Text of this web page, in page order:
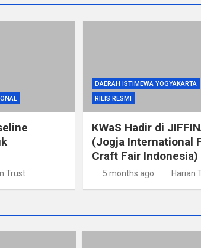
Trust
DAERAH ISTIMEWA YOGYAKARTA
RILIS RESMI
KWaS Hadir di
(Jogja International
Craft Fair Indonesia)
5 months ago Harian